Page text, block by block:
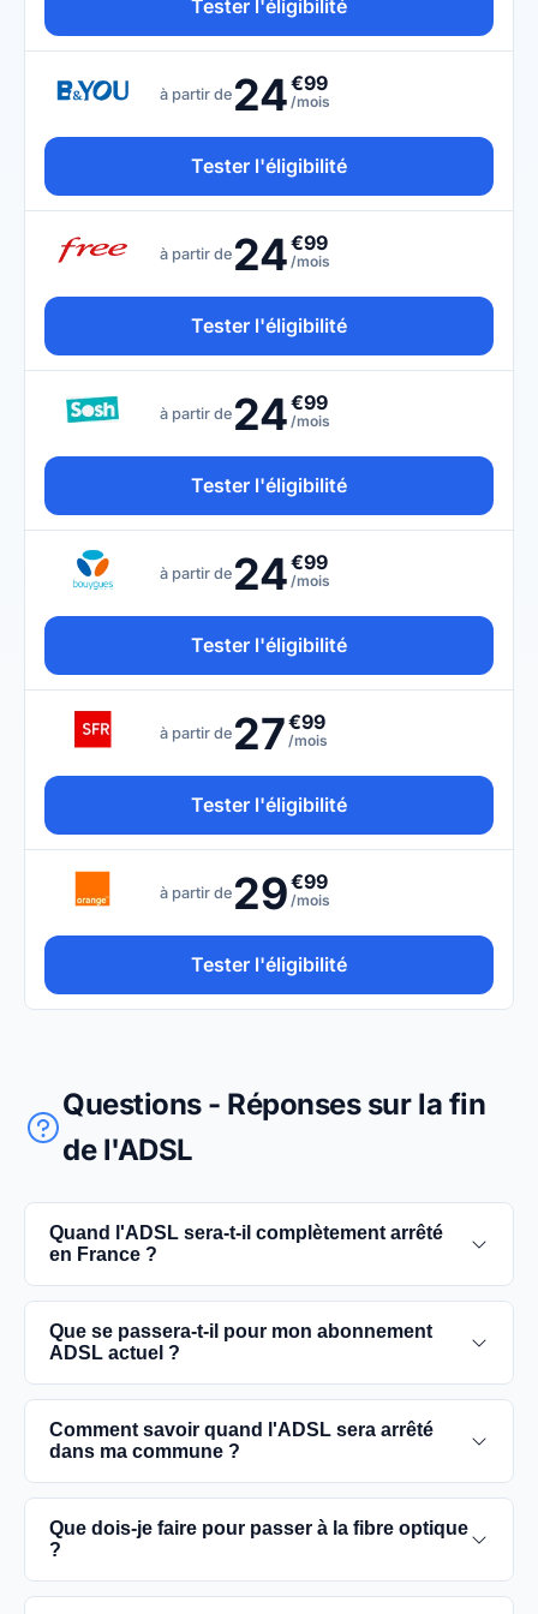
Tester l'éligibilité
à partir de 24€99
/mois
Tester l'éligibilité
à partir de 24€99
/mois
Tester l'éligibilité
à partir de 24€99
/mois
Tester l'éligibilité
à partir de 24€99
/mois
Tester l'éligibilité
à partir de 27€99
/mois
Tester l'éligibilité
à partir de 29€99
/mois
Tester l'éligibilité
Questions - Réponses sur la fin
de l'ADSL
Quand l'ADSL sera-t-il complètement arrêté
en France ?
L'extinction complète du réseau ADSL est prévue
pour 2030. D'ici là, les utilisateurs sont
optique, plus rapides et fiables.
Que se passera-t-il pour mon abonnement
ADSL actuel ?
Vous pouvez continuer à utiliser votre
abonnement ADSL jusqu'à la date de fermeture du
conseillé de passer à la fibre optique dès que
possible pour une meilleure qualité de service.
Comment savoir quand l'ADSL sera arrêté
dans ma commune ?
Les dates précises de fermeture de l'ADSL varient
selon les communes. Vous pouvez trouver ces
commune spécifique.
Que dois-je faire pour passer à la fibre optique
?